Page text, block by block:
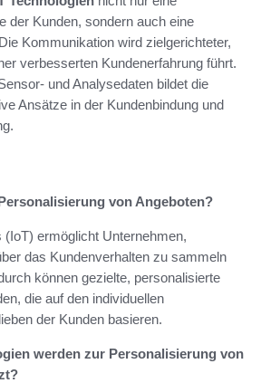
der Kunden, sondern auch eine
Kommunikation wird zielgerichteter,
verbesserten Kundenerfahrung führt.
und Analysedaten bildet die
Ansätze in der Kundenbindung und
von Angeboten?
(IoT) ermöglicht Unternehmen,
das Kundenverhalten zu sammeln
können gezielte, personalisierte
die auf den individuellen
der Kunden basieren.
werden zur Personalisierung von